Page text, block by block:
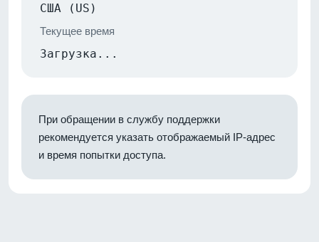
США (US)
Текущее время
Загрузка...
При обращении в службу поддержки
рекомендуется указать отображаемый IP-адрес
и время попытки доступа.